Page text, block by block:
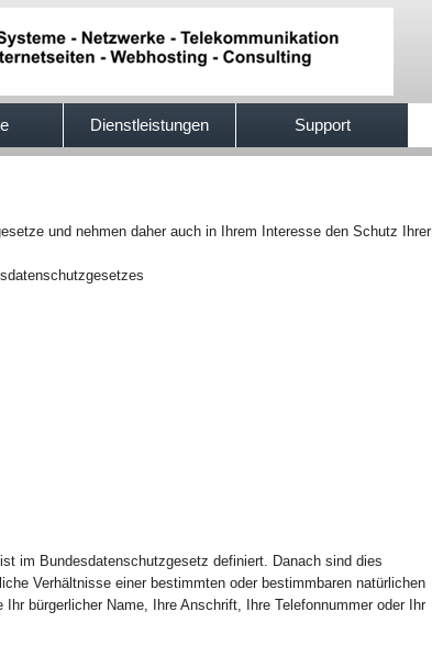
Dienstleistungen Support
und nehmen daher auch in Ihrem Interesse den Schutz Ihrer
im Bundesdatenschutzgesetz definiert. Danach sind dies
Verhältnisse einer bestimmten oder bestimmbaren natürlichen
bürgerlicher Name, Ihre Anschrift, Ihre Telefonnummer oder Ihr